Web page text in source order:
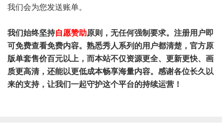
我们会为您发送账单。
我们始终坚持自愿赞助原则，无任何强制要求。注册用户即
可免费查看免费内容。熟悉秀人系列的用户都清楚，官方原
版单套售价百元以上，而本站不仅资源更全、更新更快、画
质更高清，还能以更低成本畅享海量内容。感谢各位长久以
来的支持，让我们一起守护这个平台的持续运营！